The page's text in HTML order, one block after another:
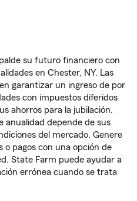
su futuro financiero con
en Chester, NY. Las
garantizar un ingreso de por
con impuestos diferidos
ahorros para la jubilación.
anualidad depende de sus
del mercado. Genere
pagos con una opción de
State Farm puede ayudar a
errónea cuando se trata